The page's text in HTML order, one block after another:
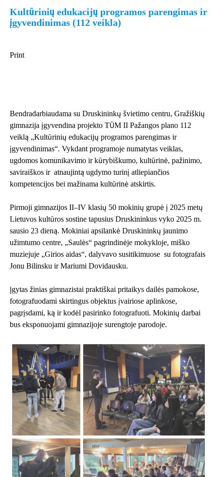
Kultūrinių edukacijų programos parengimas ir
įgyvendinimas (112 veikla)
Print
Bendradarbiaudama su Druskininkų švietimo centru, Gražiškių
gimnazija įgyvendina projekto TŪM II Pažangos plano 112
veiklą „Kultūrinių edukacijų programos parengimas ir
įgyvendinimas“. Vykdant programoje numatytas veiklas,
ugdomos komunikavimo ir kūrybiškumo, kultūrinė, pažinimo,
saviraiškos ir atnaujintą ugdymo turinį atliepiančios
kompetencijos bei mažinama kultūrinė atskirtis.
Pirmoji gimnazijos II–IV klasių 50 mokinių grupė į 2025 metų
Lietuvos kultūros sostine tapusius Druskininkus vyko 2025 m.
sausio 23 dieną. Mokiniai apsilankė Druskininkų jaunimo
užimtumo centre, „Saulės“ pagrindinėje mokykloje, miško
muziejuje „Girios aidas“, dalyvavo susitikimuose su fotografais
Jonu Bilinsku ir Mariumi Dovidausku.
Įgytas žinias gimnazistai praktiškai pritaikys dailės pamokose,
fotografuodami skirtingus objektus įvairiose aplinkose,
pagrįsdami, ką ir kodėl pasirinko fotografuoti. Mokinių darbai
bus eksponuojami gimnazijoje surengtoje parodoje.